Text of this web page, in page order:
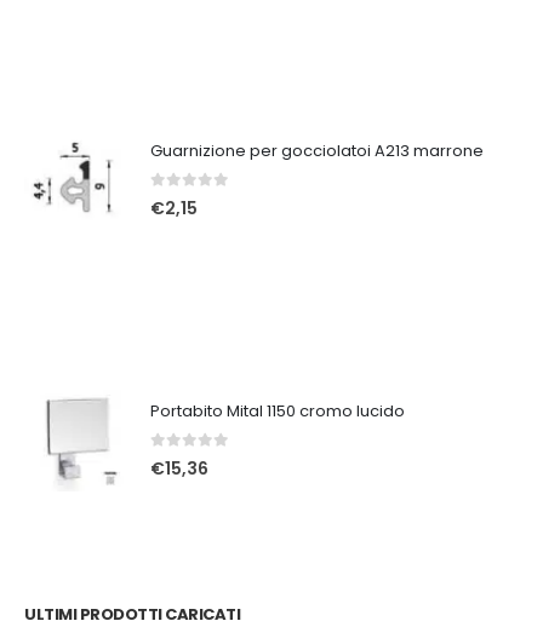
Guarnizione per gocciolatoi A213 marrone
Su 5
€2,15
Portabito Mital 1150 cromo lucido
Su 5
€15,36
ULTIMI PRODOTTI CARICATI